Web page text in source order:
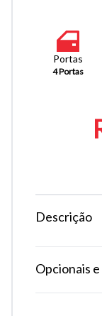
Portas
4 Portas
Descrição
Opcionais